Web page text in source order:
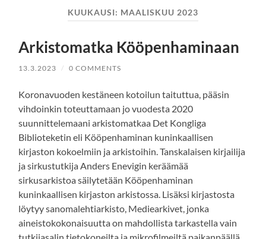
KUUKAUSI: MAALISKUU 2023
Arkistomatka Kööpenhaminaan
13.3.2023 / 0 COMMENTS
Koronavuoden kestäneen kotoilun taituttua, pääsin
vihdoinkin toteuttamaan jo vuodesta 2020
suunnittelemaani arkistomatkaa Det Kongliga
Biblioteketin eli Kööpenhaminan kuninkaallisen
kirjaston kokoelmiin ja arkistoihin. Tanskalaisen kirjailija
ja sirkustutkija Anders Enevigin keräämää
sirkusarkistoa säilytetään Kööpenhaminan
kuninkaallisen kirjaston arkistossa. Lisäksi kirjastosta
löytyy sanomalehtiarkisto, Mediearkivet, jonka
aineistokokonaisuutta on mahdollista tarkastella vain